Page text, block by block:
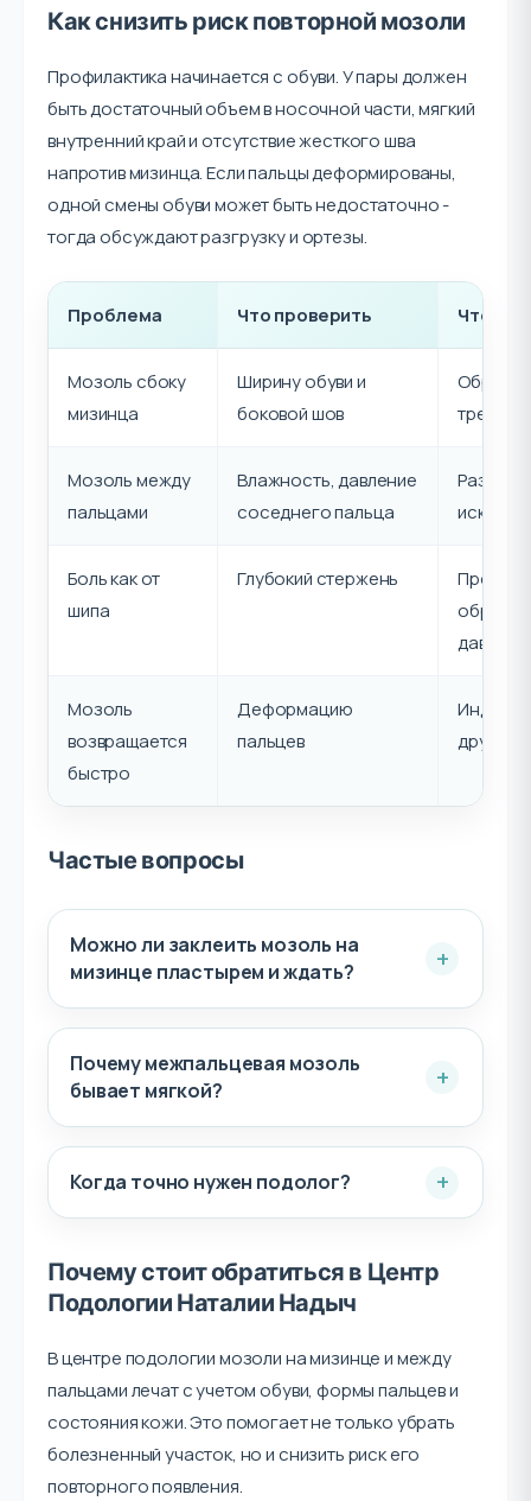
Как снизить риск повторной мозоли
Профилактика начинается с обуви. У пары должен
быть достаточный объем в носочной части, мягкий
внутренний край и отсутствие жесткого шва
напротив мизинца. Если пальцы деформированы,
одной смены обуви может быть недостаточно -
тогда обсуждают разгрузку и ортезы.
Проблема Что проверить Что
Мозоль сбоку
мизинца
Ширину обуви и
боковой шов
трения,
Мозоль между
пальцами
Влажность, давление
соседнего пальца
Боль как от
шипа
Глубокий стержень
Мозоль
возвращается
быстро
Деформацию
пальцев
другую
Частые вопросы
Можно ли заклеить мозоль на
мизинце пластырем и ждать?
Почему межпальцевая мозоль
бывает мягкой?
Когда точно нужен подолог?
Почему стоит обратиться в Центр
Подологии Наталии Надыч
В центре подологии мозоли на мизинце и между
пальцами лечат с учетом обуви, формы пальцев и
состояния кожи. Это помогает не только убрать
болезненный участок, но и снизить риск его
повторного появления.